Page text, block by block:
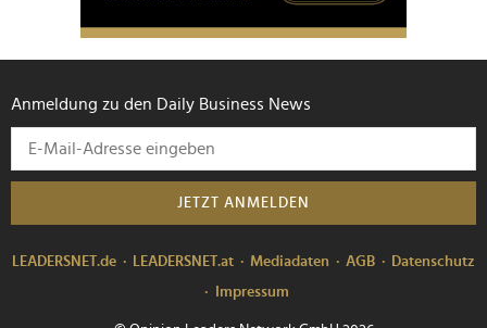
Anmeldung zu den Daily Business News
JETZT ANMELDEN
LEADERSNET.de LEADERSNET.at Mediadaten AGB
Datenschutz
Impressum